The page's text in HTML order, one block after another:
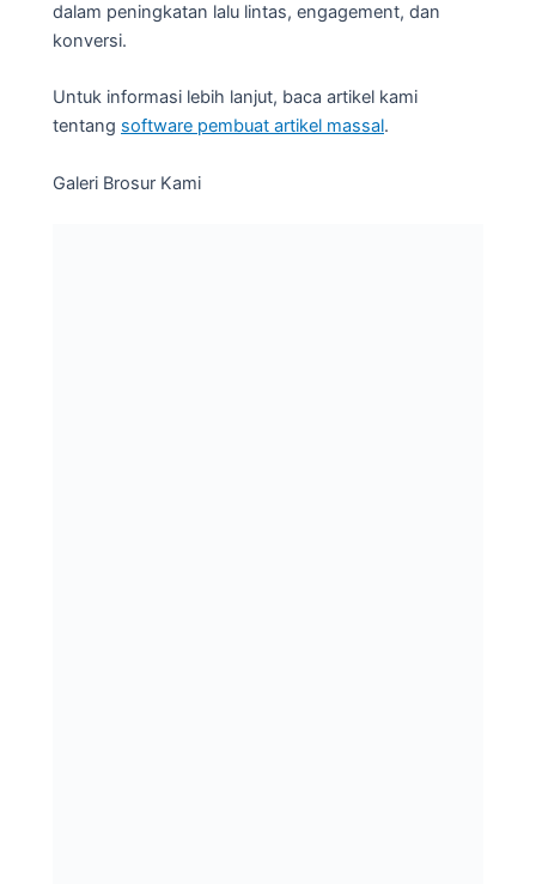
dalam peningkatan lalu lintas, engagement, dan
konversi.
Untuk informasi lebih lanjut, baca artikel kami
tentang software pembuat artikel massal.
Galeri Brosur Kami